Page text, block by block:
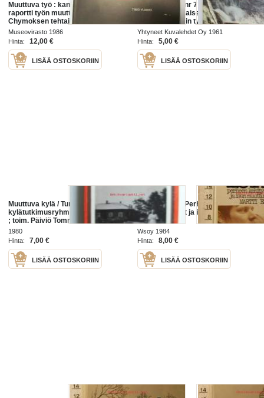
Muuttuva työ : kansatieteellinen
raportti työn muuttumisesta
Chymoksen tehtailla 1906-1985.
(Museovirasto.
Työväenkulttuuriprojektin julkaisu
5)
Museovirasto 1986
Hinta:
12,00 €
LISÄÄ OSTOSKORIIN
Kotiliesi 1961 nr 7 huhtikuu -mm.
Me puheliaat naiset, Keittiössä
keksittyä, Kodin työ yliopistollisen
tutkimuksen kohteeksi, Muuttuva
maalaiskoti ja
Yhtyneet Kuvalehdet Oy 1961
Hinta:
5,00 €
LISÄÄ OSTOSKORIIN
Muuttuva kylä / Turun yliopiston
kylätutkimusryhmän loppuraportti
; toim. Päiviö Tommila, Ismo
Heervä.
1980
Hinta:
7,00 €
LISÄÄ OSTOSKORIIN
Mies ja isyys. Perheen
kehitysvaiheet ja isän muuttuva
rooli
Wsoy 1984
Hinta:
8,00 €
LISÄÄ OSTOSKORIIN